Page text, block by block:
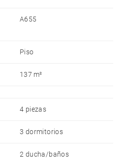
A655
Piso
137 m²
4 piezas
3 dormitorios
2 ducha/baños